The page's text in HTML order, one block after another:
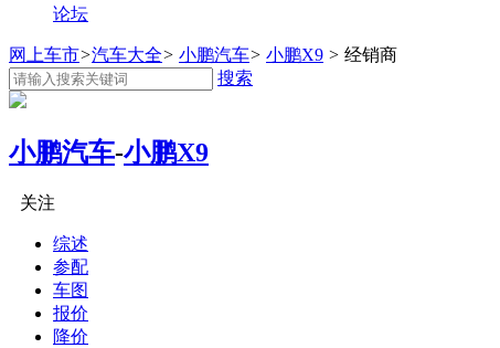
论坛
网上车市>汽车大全> 小鹏汽车> 小鹏X9 > 经销商
搜索
小鹏汽车-小鹏X9
关注
综述
参配
车图
报价
降价